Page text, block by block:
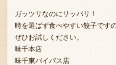
ガッツリなのにサッパリ！
時を選ばず食べやすい餃子ですの
ぜひお試しください。
味千本店
味千東バイパス店